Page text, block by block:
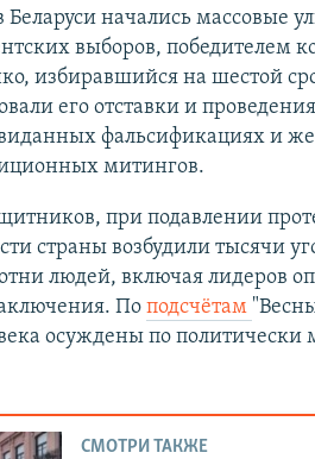
Беларуси начались массовые
выборов, победителем
избиравшийся на шестой
его отставки и
фальсификациях и
митингов.
при подавлении
страны возбудили тысячи
людей, включая лидеров
По подсчётам
осуждены по
СМОТРИ ТАКЖЕ